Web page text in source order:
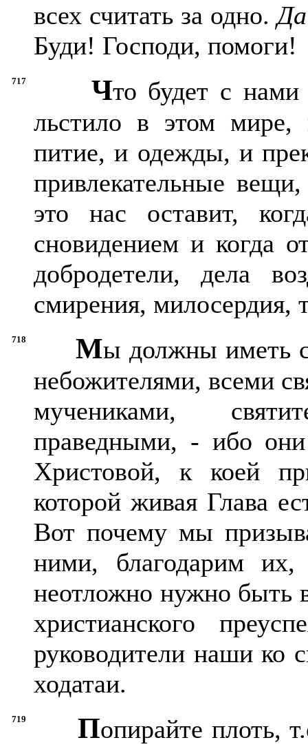
всех считать за одно.
Буди! Господи, помоги!
717 Что будет с
льстило в этом
питие, и одежды, и
привлекательные
это нас оставит,
сновидением и когда
добродетели, дела
смирения, милосердия,
718 Мы должны иметь
небожителями, всеми
мучениками,
праведными, - ибо
Христовой, к коей
которой живая Глава
Вот почему мы
ними, благодарим
неотложно нужно быть
христианского
руководители наши ко
ходатаи.
719 Попирайте плоть,